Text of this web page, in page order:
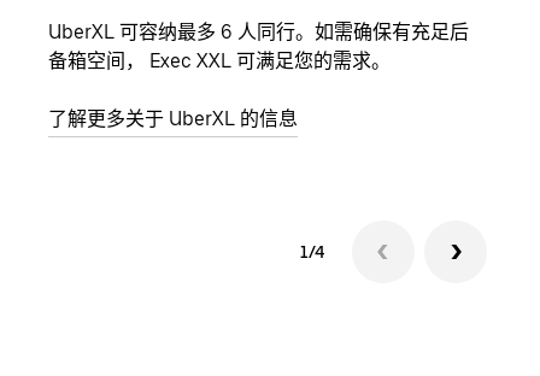
UberXL 可容纳最多 6 人同行。如需确保有充足后
备箱空间， Exec XXL 可满足您的需求。
了解更多关于 UberXL 的信息
1/4